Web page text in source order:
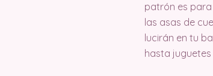
patrón es para
las asas de
lucirán en tu
hasta